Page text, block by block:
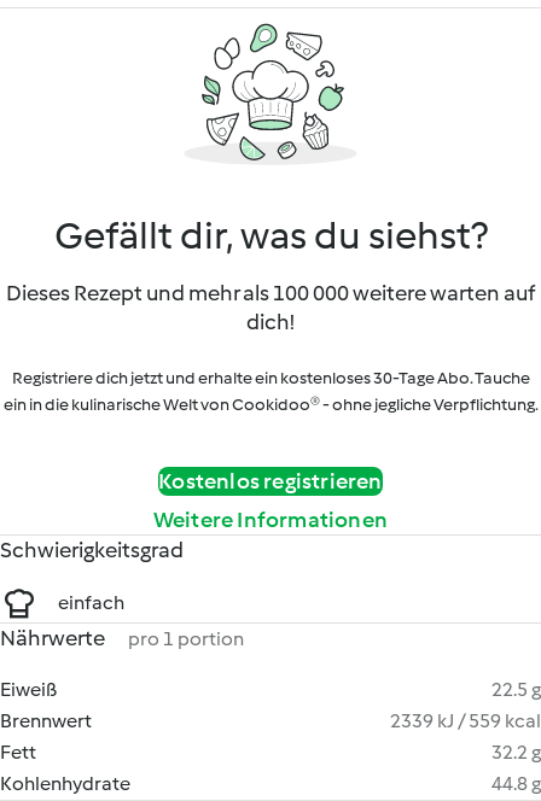
Gefällt dir, was du siehst?
Dieses Rezept und mehr als 100 000 weitere warten auf
dich!
Registriere dich jetzt und erhalte ein kostenloses 30-Tage Abo. Tauche
ein in die kulinarische Welt von Cookidoo® - ohne jegliche Verpflichtung.
Kostenlos registrieren
Weitere Informationen
Schwierigkeitsgrad
einfach
Nährwerte pro 1 portion
Eiweiß
22.5 g
Brennwert
2339 kJ / 559 kcal
Fett
32.2 g
Kohlenhydrate
44.8 g